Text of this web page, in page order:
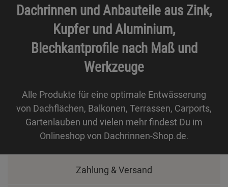
Dachrinnen und Anbauteile aus Zink,
Kupfer und Aluminium,
Blechkantprofile nach Maß und
Werkzeuge
Alle Produkte für eine optimale Entwässerung
von Dachflächen, Balkonen, Terrassen, Carports,
Gartenlauben und vielen mehr findest Du im
Onlineshop von Dachrinnen-Shop.de.
Zahlung & Versand